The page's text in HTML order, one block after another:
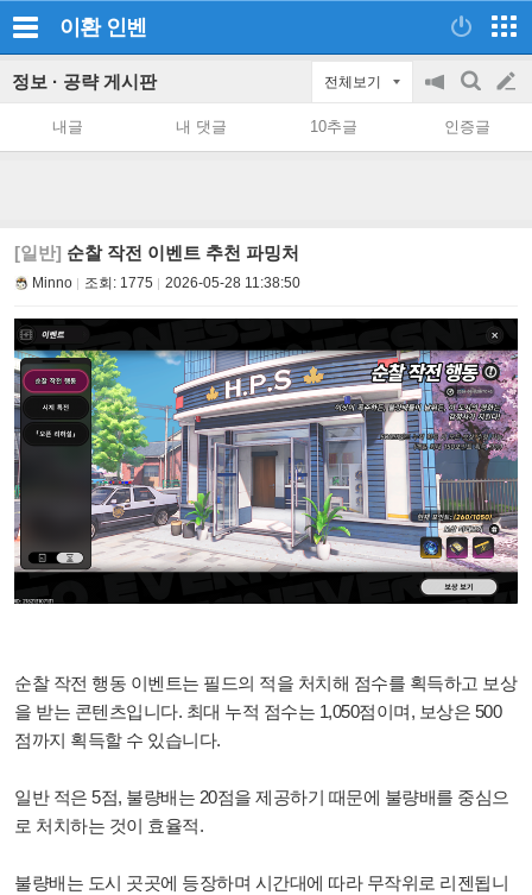
이환 인벤
정보 · 공략 게시판 전체보기
공
on/off
검
색
글
쓰
내글 내 댓글 10추글 인증글
[일반] 순찰 작전 이벤트 추천 파밍처
Minno 조회: 1775 2026-05-28 11:38:50
순찰 작전 행동 이벤트는 필드의 적을 처치해 점수를 획득하고 보상
을 받는 콘텐츠입니다. 최대 누적 점수는 1,050점이며, 보상은 500
점까지 획득할 수 있습니다.
일반 적은 5점, 불량배는 20점을 제공하기 때문에 불량배를 중심으
로 처치하는 것이 효율적.
불량배는 도시 곳곳에 등장하며 시간대에 따라 무작위로 리젠됩니